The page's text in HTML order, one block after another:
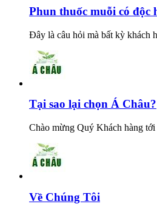
Phun thuốc muỗi có độc
Đây là câu hỏi mà bất kỳ khách
Tại sao lại chọn Á Châu?
Chào mừng Quý Khách hàng
Về Chúng Tôi